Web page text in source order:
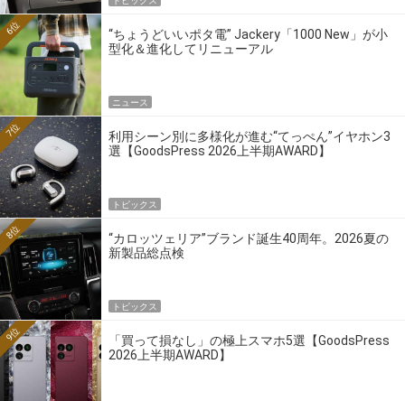
“ちょうどいいポタ電” Jackery「1000 New」が小
型化＆進化してリニューアル
6位
ニュース
利用シーン別に多様化が進む“てっぺん”イヤホン3
選【GoodsPress 2026上半期AWARD】
7位
トピックス
“カロッツェリア”ブランド誕生40周年。2026夏の
新製品総点検
8位
トピックス
「買って損なし」の極上スマホ5選【GoodsPress
2026上半期AWARD】
9位